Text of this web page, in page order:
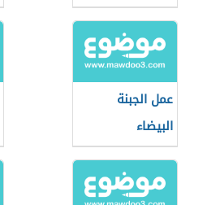
عمل الجبنة
البيضاء